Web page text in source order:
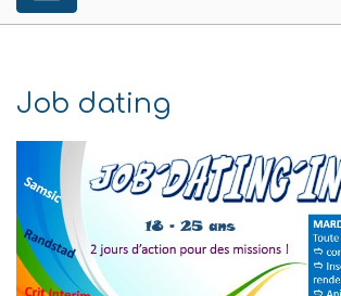
Job dating